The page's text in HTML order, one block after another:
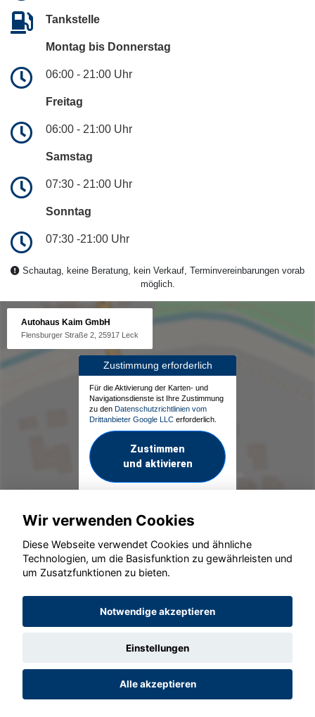
Tankstelle
Montag bis Donnerstag
06:00 - 21:00 Uhr
Freitag
06:00 - 21:00 Uhr
Samstag
07:30 - 21:00 Uhr
Sonntag
07:30 -21:00 Uhr
Schautag, keine Beratung, kein Verkauf, Terminvereinbarungen vorab
möglich.
Autohaus Kaim GmbH
Flensburger Straße 2, 25917 Leck
Zustimmung erforderlich
Für die Aktivierung der Karten- und
Navigationsdienste ist Ihre Zustimmung
zu den Datenschutzrichtlinien vom
Drittanbieter Google LLC erforderlich.
Zustimmen
und aktivieren
© konjunkturmotor.de GmbH 2020 - 2026
Wir verwenden Cookies
Diese Webseite verwendet Cookies und ähnliche
Technologien, um die Basisfunktion zu gewährleisten und
um Zusatzfunktionen zu bieten.
Notwendige akzeptieren
Einstellungen
Alle akzeptieren